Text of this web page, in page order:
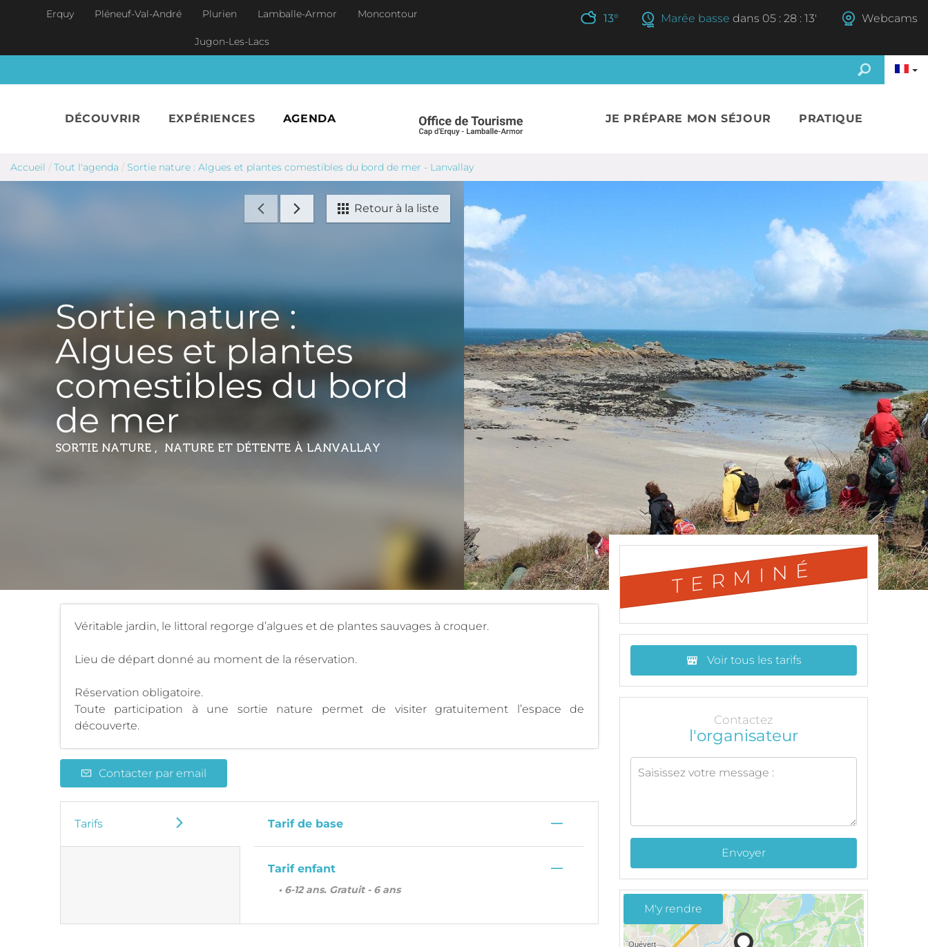
Aller au contenu principal
Erquy Pléneuf-Val-André Plurien Lamballe-Armor Moncontour
Jugon-Les-Lacs
13° Marée basse dans 05 : 28 : 12' Webcams
DÉCOUVRIR EXPÉRIENCES AGENDA JE PRÉPARE MON SÉJOUR PRATIQUE
Accueil / Tout l'agenda / Sortie nature : Algues et plantes comestibles du bord de mer - Lanvallay
Retour à la liste
Sortie nature :
Algues et plantes
comestibles du bord
de mer
SORTIE NATURE , NATURE ET DÉTENTE À LANVALLAY
Véritable jardin, le littoral regorge d’algues et de plantes sauvages à croquer.
Lieu de départ donné au moment de la réservation.
Réservation obligatoire.
Toute participation à une sortie nature permet de visiter gratuitement l’espace de
découverte.
Contacter par email
Tarifs Tarif de base —
Tarif enfant —
• 6-12 ans. Gratuit - 6 ans
TERMINÉ
Voir tous les tarifs
Contactez
l'organisateur
Envoyer
M'y rendre